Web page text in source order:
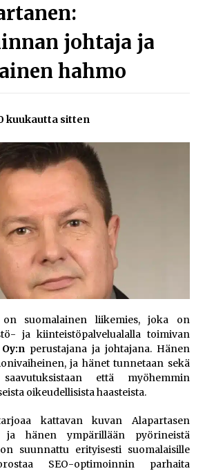
Leiniö vankila – mitä väitteistä tiedetään?
Koivisto toimittaja ikä – mitä Ylen
samaa ilmiötä
1 viikko sitten
Selin puoliso Simo – pitkä
elämäntyö ja ura
1 viikko sitten
pikakasinot nopeuttavat kotiutuksia
maksuteknologian avulla
2 viikkoa sitten
Rung – rikollisuuden tutkija ja väkivallan
näkyvä ääni
2 viikkoa sitten
Töyli – tapaus, joka jäi osaksi Suomen
viikkoa sitten
kasinoiden mobiilipelialustojen kehitys
johtaja ja
hahmo
kuukautta sitten
on suomalainen liikemies, joka on
ja kiinteistöpalvelualalla toimivan
perustajana ja johtajana. Hänen
ja hänet tunnetaan sekä
saavutuksistaan että myöhemmin
oikeudellisista haasteista.
kattavan kuvan Alapartasen
ja hänen ympärillään pyörineistä
suunnattu erityisesti suomalaisille
SEO-optimoinnin parhaita